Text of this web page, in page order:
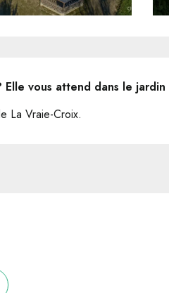
vous attend dans le
La Vraie-Croix.